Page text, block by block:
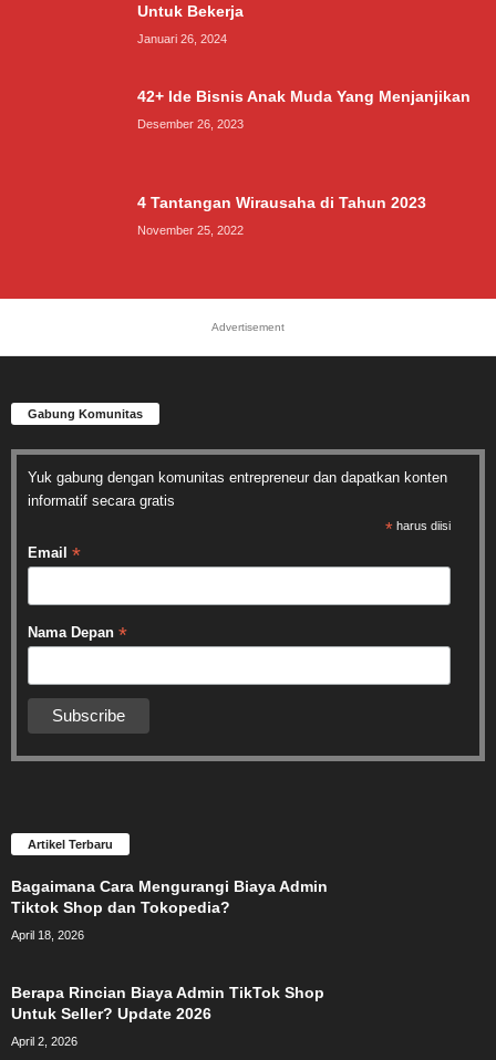
Untuk Bekerja
Januari 26, 2024
42+ Ide Bisnis Anak Muda Yang Menjanjikan
Desember 26, 2023
4 Tantangan Wirausaha di Tahun 2023
November 25, 2022
Advertisement
Gabung Komunitas
Yuk gabung dengan komunitas entrepreneur dan dapatkan konten
informatif secara gratis
* harus diisi
Email *
Nama Depan *
Artikel Terbaru
Bagaimana Cara Mengurangi Biaya Admin
Tiktok Shop dan Tokopedia?
April 18, 2026
Berapa Rincian Biaya Admin TikTok Shop
Untuk Seller? Update 2026
April 2, 2026